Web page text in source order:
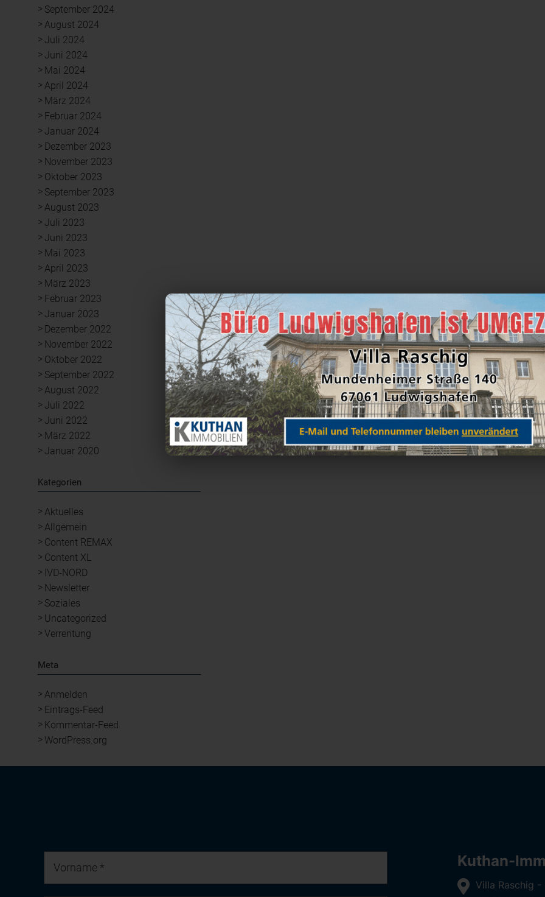
September 2024
August 2024
Juli 2024
Juni 2024
Mai 2024
April 2024
März 2024
Februar 2024
Januar 2024
Dezember 2023
November 2023
Oktober 2023
September 2023
August 2023
Juli 2023
Juni 2023
Mai 2023
April 2023
März 2023
Februar 2023
Januar 2023
Dezember 2022
November 2022
Oktober 2022
September 2022
August 2022
Juli 2022
Juni 2022
März 2022
Januar 2020
Kategorien
Aktuelles
Allgemein
Content REMAX
Content XL
IVD-NORD
Newsletter
Soziales
Uncategorized
Verrentung
Meta
Anmelden
Eintrags-Feed
Kommentar-Feed
WordPress.org
Kuthan-
Villa Raschig -